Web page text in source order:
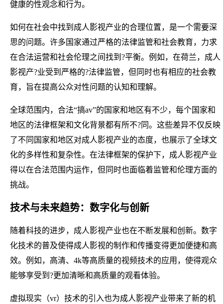
健康的性观念和行为。
如何在社会中找到成人影视产业的合理位置，是一个需要深
思的问题。许多国家通过严格的法律监管和社会教育，力求
在合法运营和社会伦理之间找到?平衡。例如，在荷兰，成人
影视产?业受到严格的?法律监管，但同时也有相应的社会教
育，旨在提高公众对性问题的认知和理解。
全球范围内，合法“搞av”的国家和地区有不少，每个国家和
地区的法律框架和文化背景都有所不?同。这些差异不仅反映
了不同国家和地区对成人影视产业的态度，也展示了全球文
化的多样性和复杂性。在法律框架的保护下，成人影视产业
得以在合法范围内运作，但同时也面临着监管和伦理方面的
挑战。
技术与未来趋势：数字化与创新
随着科技的进步，成人影视产业也在不断发展和创新。数字
化技术的普及使得成人影视的制作和传播变得更加便捷和高
效。例如，高清、4k等高质量的视频技术的应用，使得观众
能够享受到?更加清晰和高质量的观看体验。
虚拟现实（vr）技术的引入也为成人影视产业带来了新的机